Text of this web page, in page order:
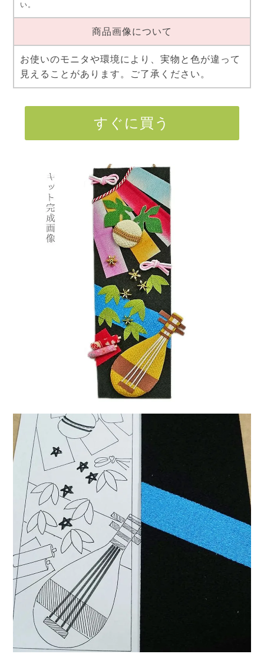
い。
商品画像について
お使いのモニタや環境により、実物と色が違って
見えることがあります。ご了承ください。
すぐに買う